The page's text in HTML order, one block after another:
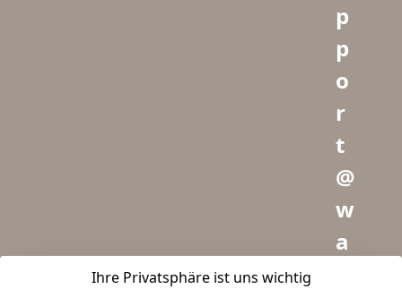
Ihre Privatsphäre ist uns wichtig
p
p
o
r
t
@
w
a